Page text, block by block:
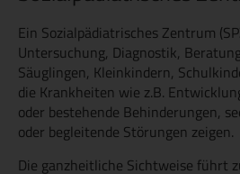
Ein Sozialpädiatrisches Zentrum
Untersuchung, Diagnostik,
Säuglingen, Kleinkindern,
die Krankheiten wie z.B.
oder bestehende Behinderungen,
oder begleitende Störungen zeigen.
Die ganzheitliche Sichtweise führt